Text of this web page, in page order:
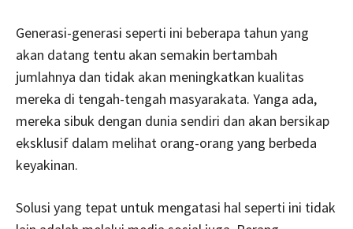
Generasi-generasi seperti ini beberapa tahun yang
akan datang tentu akan semakin bertambah
jumlahnya dan tidak akan meningkatkan kualitas
mereka di tengah-tengah masyarakata. Yanga ada,
mereka sibuk dengan dunia sendiri dan akan bersikap
eksklusif dalam melihat orang-orang yang berbeda
keyakinan.
Solusi yang tepat untuk mengatasi hal seperti ini tidak